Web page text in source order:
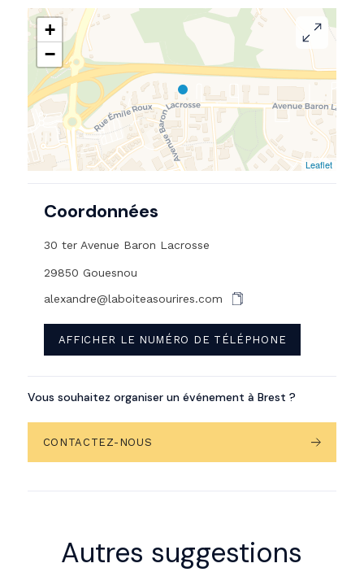
+
−
Leaflet
Coordonnées
30 ter Avenue Baron Lacrosse
29850 Gouesnou
alexandre@laboiteasourires.com
AFFICHER LE NUMÉRO DE TÉLÉPHONE
Vous souhaitez organiser un événement à Brest ?
CONTACTEZ-NOUS
Autres suggestions